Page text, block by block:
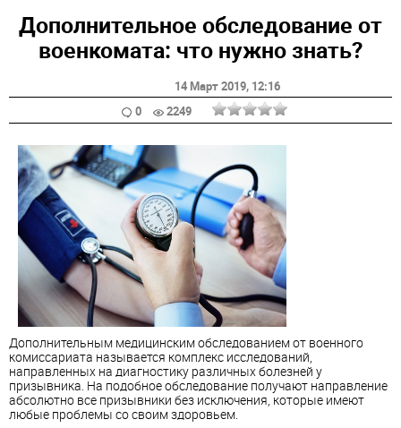
Дополнительное обследование от
военкомата: что нужно знать?
14 Март 2019, 12:16
0
2249
Дополнительным медицинским обследованием от военного
комиссариата называется комплекс исследований,
направленных на диагностику различных болезней у
призывника. На подобное обследование получают направление
абсолютно все призывники без исключения, которые имеют
любые проблемы со своим здоровьем.